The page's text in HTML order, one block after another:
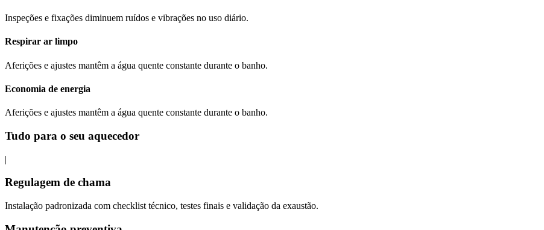
Inspeções e fixações diminuem ruídos e vibrações no uso diário.
Respirar ar limpo
Aferições e ajustes mantêm a água quente constante durante o banho.
Economia de energia
Aferições e ajustes mantêm a água quente constante durante o banho.
Tudo para o seu aquecedor
|
Regulagem de chama
Instalação padronizada com checklist técnico, testes finais e validação da exaustão.